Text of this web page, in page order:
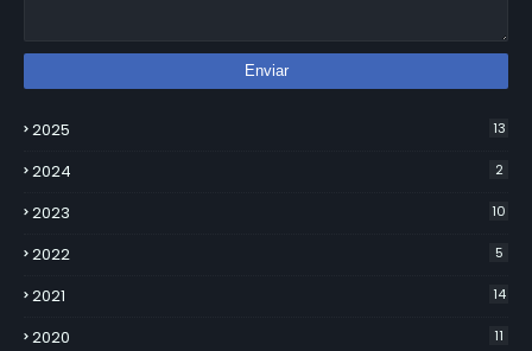
2025 13
2024 2
2023 10
2022 5
2021 14
2020 11